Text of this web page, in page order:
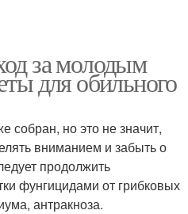
за молодым
для обильного
собран, но это не значит,
вниманием и забыть о
продолжить
фунгицидами от грибковых
антракноза.